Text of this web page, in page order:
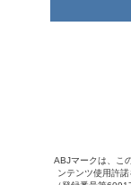
ABJマークは、こ
ンテンツ使用許